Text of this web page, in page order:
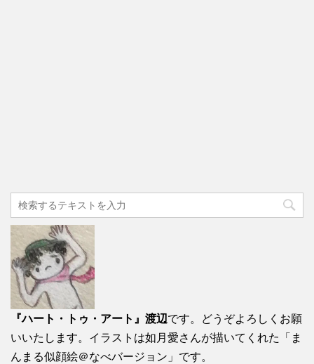
『ハート・トゥ・アート』渡辺です。どうぞよろしくお願
いいたします。イラストは如月愛さんが描いてくれた「ま
んまる似顔絵＠なべバージョン」です。